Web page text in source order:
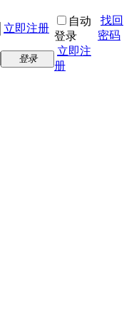
立即注册
自动
登录
找回
密码
登录
立即注
册